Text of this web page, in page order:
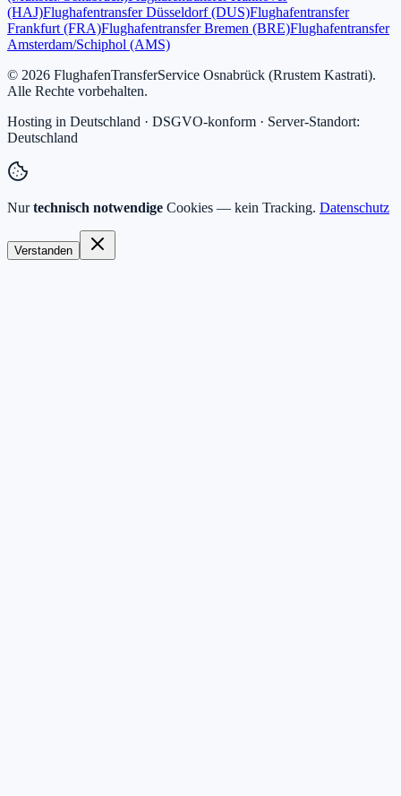
(HAJ)Flughafentransfer Düsseldorf (DUS)Flughafentransfer
Frankfurt (FRA)Flughafentransfer Bremen (BRE)Flughafentransfer
Amsterdam/Schiphol (AMS)
© 2026 FlughafenTransferService Osnabrück (Rrustem Kastrati).
Alle Rechte vorbehalten.
Hosting in Deutschland · DSGVO-konform · Server-Standort:
Deutschland
Nur technisch notwendige Cookies — kein Tracking. Datenschutz
Verstanden